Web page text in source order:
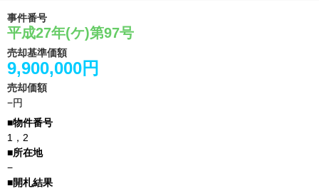
事件番号
平成27年(ケ)第97号
売却基準価額
9,900,000円
売却価額
−円
1，2
−